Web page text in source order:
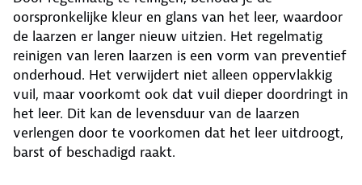
oorspronkelijke kleur en glans van het leer, waardoor
de laarzen er langer nieuw uitzien. Het regelmatig
reinigen van leren laarzen is een vorm van preventief
onderhoud. Het verwijdert niet alleen oppervlakkig
vuil, maar voorkomt ook dat vuil dieper doordringt in
het leer. Dit kan de levensduur van de laarzen
verlengen door te voorkomen dat het leer uitdroogt,
barst of beschadigd raakt.